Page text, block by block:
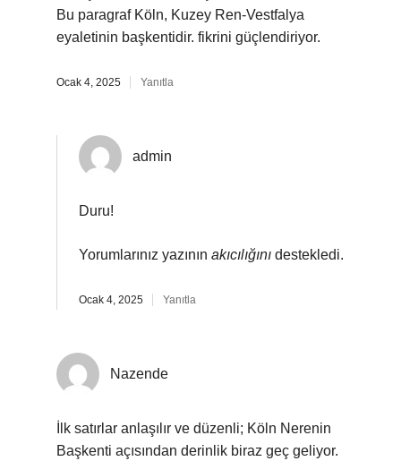
Bu paragraf Köln, Kuzey Ren-Vestfalya
eyaletinin başkentidir. fikrini güçlendiriyor.
Ocak 4, 2025 Yanıtla
admin
Duru!
Yorumlarınız yazının akıcılığını destekledi.
Ocak 4, 2025 Yanıtla
Nazende
İlk satırlar anlaşılır ve düzenli; Köln Nerenin
Başkenti açısından derinlik biraz geç geliyor.